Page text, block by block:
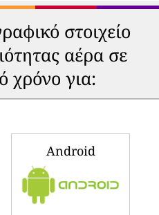
στοιχείο
αέρα σε
χρόνο για:
Android